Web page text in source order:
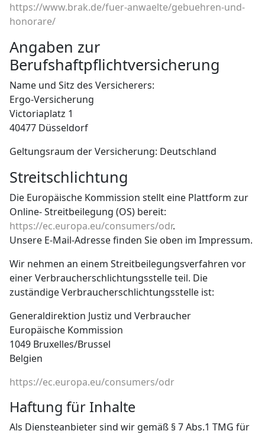
https://www.brak.de/fuer-anwaelte/gebuehren-und-
honorare/
Angaben zur
Berufshaftpflichtversicherung
Name und Sitz des Versicherers:
Ergo-Versicherung
Victoriaplatz 1
40477 Düsseldorf
Geltungsraum der Versicherung: Deutschland
Streitschlichtung
Die Europäische Kommission stellt eine Plattform zur
Online- Streitbeilegung (OS) bereit:
https://ec.europa.eu/consumers/odr.
Unsere E-Mail-Adresse finden Sie oben im Impressum.
Wir nehmen an einem Streitbeilegungsverfahren vor
einer Verbraucherschlichtungsstelle teil. Die
zuständige Verbraucherschlichtungsstelle ist:
Generaldirektion Justiz und Verbraucher
Europäische Kommission
1049 Bruxelles/Brussel
Belgien
https://ec.europa.eu/consumers/odr
Haftung für Inhalte
Als Diensteanbieter sind wir gemäß § 7 Abs.1 TMG für